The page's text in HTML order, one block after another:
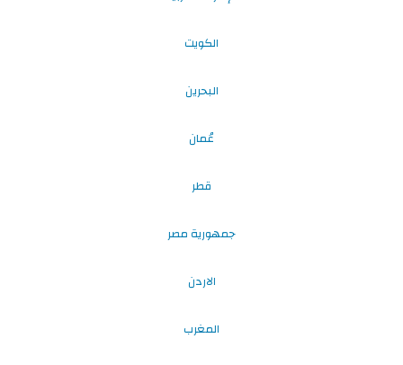
الكويت
البحرين
عُمان
قطر
جمهورية مصر
الاردن
المغرب